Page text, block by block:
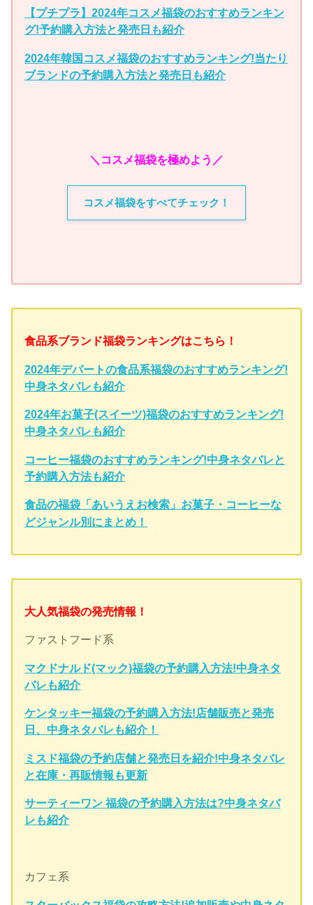
【プチプラ】2024年コスメ福袋のおすすめランキン
グ!予約購入方法と発売日も紹介
2024年韓国コスメ福袋のおすすめランキング!当たり
ブランドの予約購入方法と発売日も紹介
＼コスメ福袋を極めよう／
コスメ福袋をすべてチェック！
食品系ブランド福袋ランキングはこちら！
2024年デパートの食品系福袋のおすすめランキング!
中身ネタバレも紹介
2024年お菓子(スイーツ)福袋のおすすめランキング!
中身ネタバレも紹介
コーヒー福袋のおすすめランキング!中身ネタバレと
予約購入方法も紹介
食品の福袋「あいうえお検索」お菓子・コーヒーな
どジャンル別にまとめ！
大人気福袋の発売情報！
ファストフード系
マクドナルド(マック)福袋の予約購入方法!中身ネタ
バレも紹介
ケンタッキー福袋の予約購入方法!店舗販売と発売
日、中身ネタバレも紹介！
ミスド福袋の予約店舗と発売日を紹介!中身ネタバレ
と在庫・再販情報も更新
サーティーワン 福袋の予約購入方法は?中身ネタバ
レも紹介
カフェ系